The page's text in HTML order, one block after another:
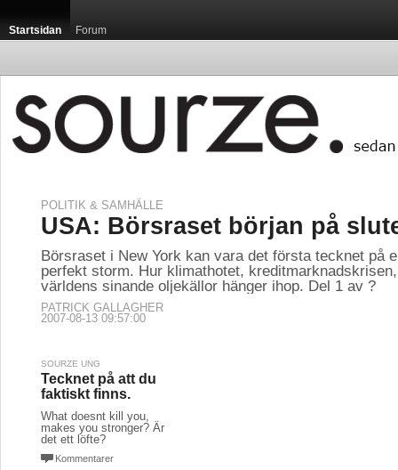
Startsidan Forum
POLITIK & SAMHÄLLE
USA: Börsraset början på
Börsraset i New York kan vara det första tecknet på
perfekt storm. Hur klimathotet,
världens sinande oljekällor hänger ihop. Del 1 av ?
PATRICK GALLAGHER
2007-08-13 09:57:00
SOURZE UNG
Tecknet på att du
faktiskt finns.
What doesnt kill you,
makes you stronger? Är
det ett löfte?
Kommentarer